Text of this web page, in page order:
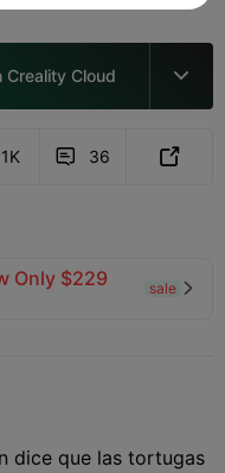
Creality Cloud 
1K  36 
Only $229
sale 
dice que las tortugas